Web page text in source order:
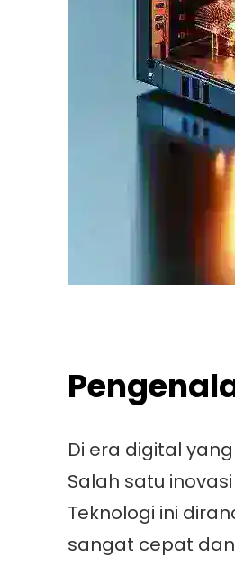
Di era digital
Salah satu
Teknologi ini
sangat cepat dan